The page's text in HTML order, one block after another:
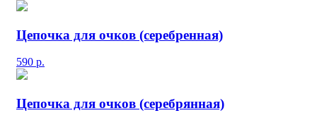
Цепочка для очков (серебренная)
590 р.
Цепочка для очков (серебрянная)